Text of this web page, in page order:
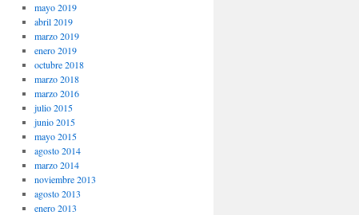
mayo 2019
abril 2019
marzo 2019
enero 2019
octubre 2018
marzo 2018
marzo 2016
julio 2015
junio 2015
mayo 2015
agosto 2014
marzo 2014
noviembre 2013
agosto 2013
enero 2013